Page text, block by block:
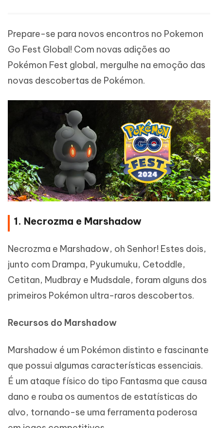
Prepare-se para novos encontros no Pokemon
Go Fest Global! Com novas adições ao
Pokémon Fest global, mergulhe na emoção das
novas descobertas de Pokémon.
1. Necrozma e Marshadow
Necrozma e Marshadow, oh Senhor! Estes dois,
junto com Drampa, Pyukumuku, Cetoddle,
Cetitan, Mudbray e Mudsdale, foram alguns dos
primeiros Pokémon ultra-raros descobertos.
Recursos do Marshadow
Marshadow é um Pokémon distinto e fascinante
que possui algumas características essenciais.
É um ataque físico do tipo Fantasma que causa
dano e rouba os aumentos de estatísticas do
alvo, tornando-se uma ferramenta poderosa